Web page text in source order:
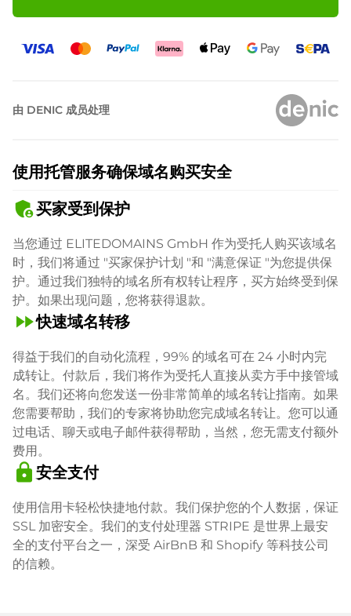
由 DENIC 成员处理
使用托管服务确保域名购买安全
admin_panel_settings买家受到保护
当您通过 ELITEDOMAINS GmbH 作为受托人购买该域名
时，我们将通过 "买家保护计划 "和 "满意保证 "为您提供保
护。通过我们独特的域名所有权转让程序，买方始终受到保
护。如果出现问题，您将获得退款。
fast_forward快速域名转移
得益于我们的自动化流程，99% 的域名可在 24 小时内完
成转让。付款后，我们将作为受托人直接从卖方手中接管域
名。我们还将向您发送一份非常简单的域名转让指南。如果
您需要帮助，我们的专家将协助您完成域名转让。您可以通
过电话、聊天或电子邮件获得帮助，当然，您无需支付额外
费用。
lock安全支付
使用信用卡轻松快捷地付款。我们保护您的个人数据，保证
SSL 加密安全。我们的支付处理器 STRIPE 是世界上最安
全的支付平台之一，深受 AirBnB 和 Shopify 等科技公司
的信赖。